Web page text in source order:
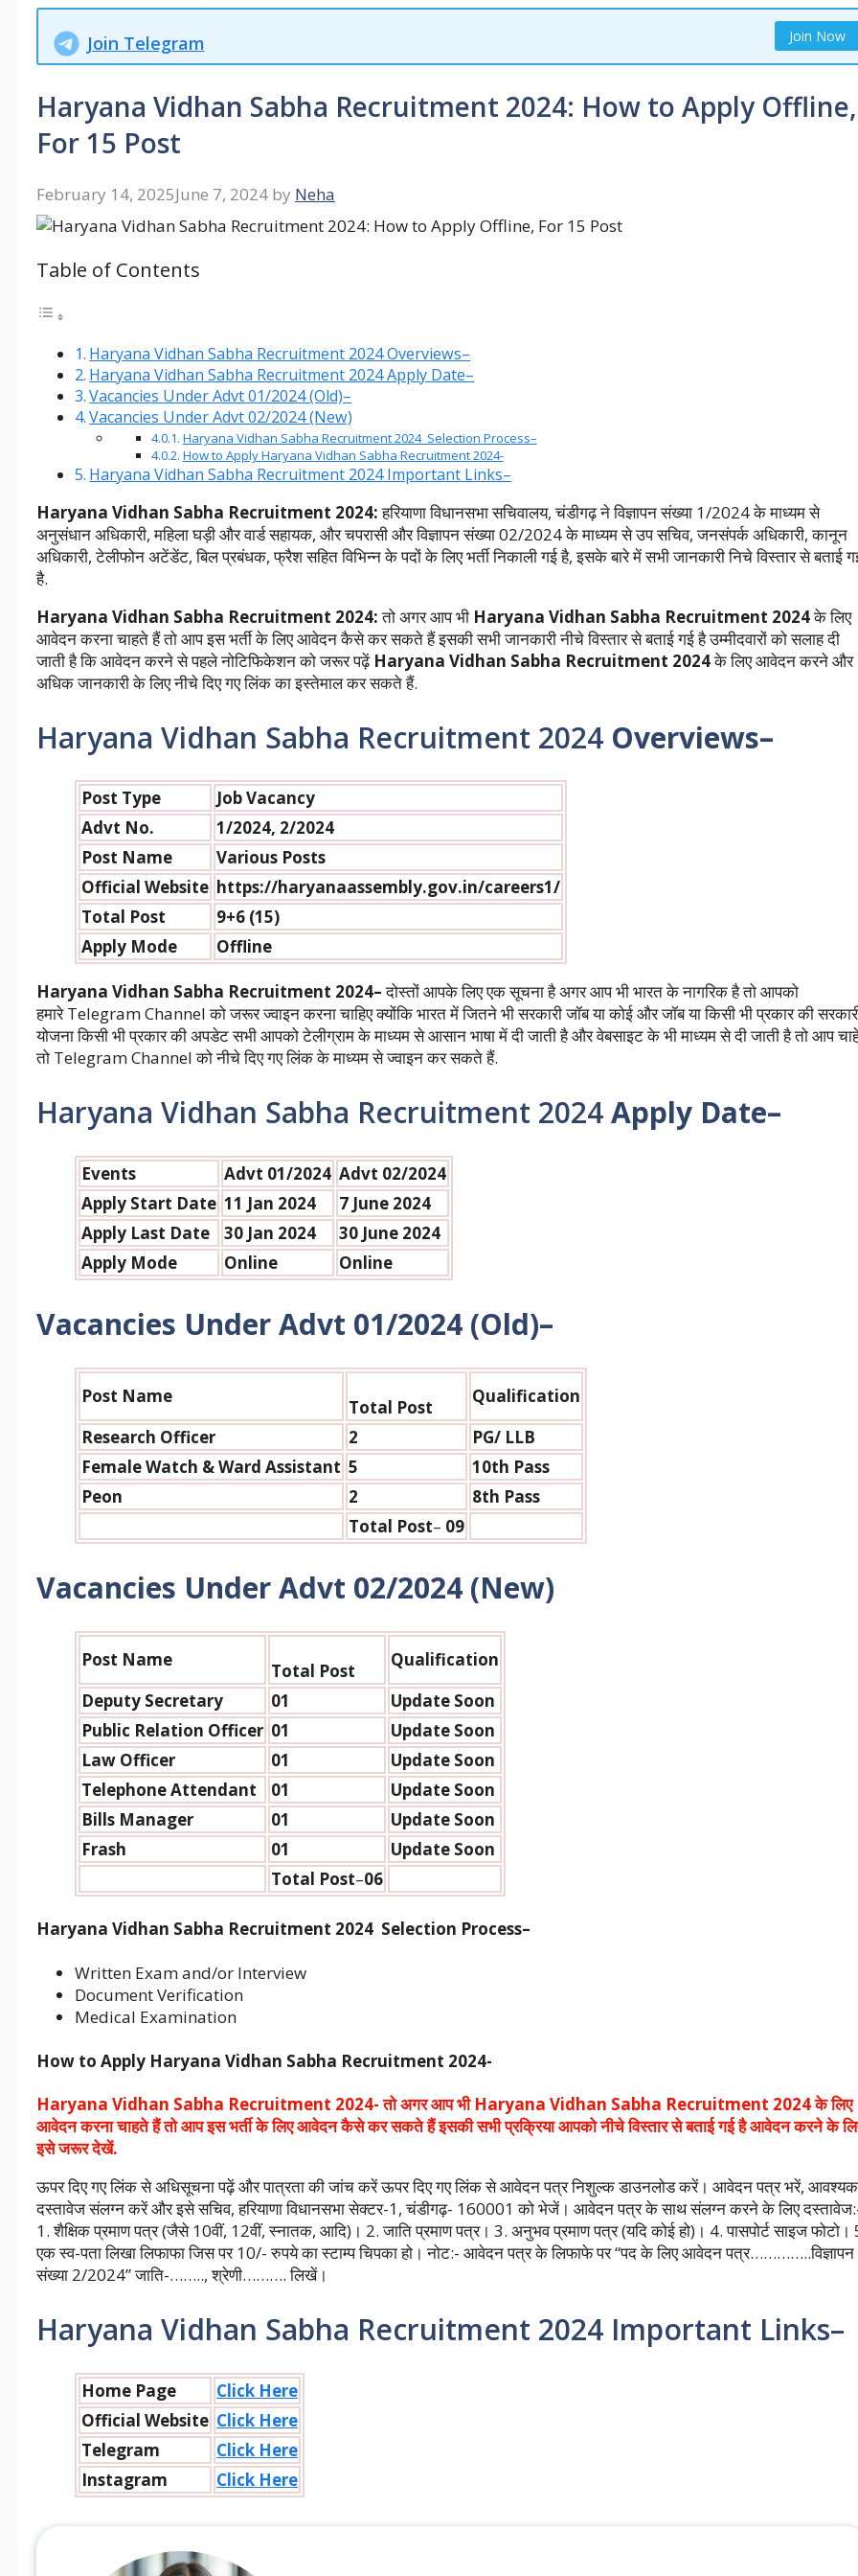
Join Telegram Join Now
Haryana Vidhan Sabha Recruitment 2024: How to Apply Offline,
For 15 Post
February 14, 2025June 7, 2024 by Neha
Table of Contents
Haryana Vidhan Sabha Recruitment 2024 Overviews–
Haryana Vidhan Sabha Recruitment 2024 Apply Date–
Vacancies Under Advt 01/2024 (Old)–
Vacancies Under Advt 02/2024 (New)
Haryana Vidhan Sabha Recruitment 2024 Selection Process–
How to Apply Haryana Vidhan Sabha Recruitment 2024-
Haryana Vidhan Sabha Recruitment 2024 Important Links–
Haryana Vidhan Sabha Recruitment 2024:हरियाणा विधानसभा सचिवालय, चंडीगढ़ ने विज्ञापन संख्या 1/2024 के माध्यम से
अनुसंधान अधिकारी, महिला घड़ी और वार्ड सहायक, और चपरासी और विज्ञापन संख्या 02/2024 के माध्यम से उप सचिव, जनसंपर्क अधिकारी, कानून
अधिकारी, टेलीफोन अटेंडेंट, बिल प्रबंधक, फ्रैश सहित विभिन्न के पदों के लिए भर्ती निकाली गई है, इसके बारे में सभी जानकारी निचे विस्तार से बताई
है.
Haryana Vidhan Sabha Recruitment 2024:तो अगर आप भी Haryana Vidhan Sabha Recruitment 2024के लिए
आवेदन करना चाहते हैं तो आप इस भर्ती के लिए आवेदन कैसे कर सकते हैं इसकी सभी जानकारी नीचे विस्तार से बताई गई है उम्मीदवारों को सलाह दी
जाती है कि आवेदन करने से पहले नोटिफिकेशन को जरूर पढ़ेंHaryana Vidhan Sabha Recruitment 2024के लिए आवेदन करने और
अधिक जानकारी के लिए नीचे दिए गए लिंक का इस्तेमाल कर सकते हैं.
Haryana Vidhan Sabha Recruitment 2024 Overviews–
Post Type
Job Vacancy
Advt No.
1/2024, 2/2024
Post Name
Various Posts
Official Website https://haryanaassembly.gov.in/careers1/
Total Post
9+6 (15)
Apply Mode
Offline
Haryana Vidhan Sabha Recruitment 2024–दोस्तों आपके लिए एक सूचना है अगर आप भी भारत के नागरिक है तो आपको
हमारे Telegram Channel को जरूर ज्वाइन करना चाहिए क्योंकि भारत में जितने भी सरकारी जॉब या कोई और जॉब या किसी भी प्रकार की
योजना किसी भी प्रकार की अपडेट सभी आपको टेलीग्राम के माध्यम से आसान भाषा में दी जाती है और वेबसाइट के भी माध्यम से दी जाती है तो आप
तो Telegram Channel को नीचे दिए गए लिंक के माध्यम से ज्वाइन कर सकते हैं.
Haryana Vidhan Sabha Recruitment 2024Apply Date–
Events Advt 01/2024 Advt 02/2024
Apply Start Date 11 Jan 2024
7 June 2024
Apply Last Date
30 Jan 2024
30 June 2024
Apply Mode
Online Online
Vacancies Under Advt 01/2024 (Old)–
Post Name
Total Post
Qualification
Research Officer
2
PG/ LLB
Female Watch & Ward Assistant 5
10th Pass
Peon
2
8th Pass
Total Post– 09
Vacancies Under Advt 02/2024 (New)
Post Name
Total Post
Qualification
Deputy Secretary
01
Update Soon
Public Relation Officer 01
Update Soon
Law Officer
01
Update Soon
Telephone Attendant
01
Update Soon
Bills Manager
01
Update Soon
Frash
01
Update Soon
Total Post–06
Haryana Vidhan Sabha Recruitment 2024 Selection Process–
Written Exam and/or Interview
Document Verification
Medical Examination
How to Apply Haryana Vidhan Sabha Recruitment 2024-
Haryana Vidhan Sabha Recruitment 2024- तो अगर आप भी Haryana Vidhan Sabha Recruitment 2024 के लिए
आवेदन करना चाहते हैं तो आप इस भर्ती के लिए आवेदन कैसे कर सकते हैं इसकी सभी प्रक्रिया आपको नीचे विस्तार से बताई गई है आवेदन करने के
इसे जरूर देखें.
ऊपर दिए गए लिंक से अधिसूचना पढ़ें और पात्रता की जांच करें ऊपर दिए गए लिंक से आवेदन पत्र निशुल्क डाउनलोड करें। आवेदन पत्र भरें, आवश्यक
दस्तावेज संलग्न करें और इसे सचिव, हरियाणा विधानसभा सेक्टर-1, चंडीगढ़- 160001 को भेजें। आवेदन पत्र के साथ संलग्न करने के लिए
1. शैक्षिक प्रमाण पत्र (जैसे 10वीं, 12वीं, स्नातक, आदि)। 2. जाति प्रमाण पत्र। 3. अनुभव प्रमाण पत्र (यदि कोई हो)। 4. पासपोर्ट साइज फोटो।
एक स्व-पता लिखा लिफाफा जिस पर 10/- रुपये का स्टाम्प चिपका हो। नोट:- आवेदन पत्र के लिफाफे पर “पद के लिए आवेदन पत्र…………..विज्ञापन
संख्या 2/2024” जाति-…….., श्रेणी………. लिखें।
Haryana Vidhan Sabha Recruitment 2024 Important Links–
Home Page
Click Here
Official Website Click Here
Telegram
Click Here
Instagram
Click Here